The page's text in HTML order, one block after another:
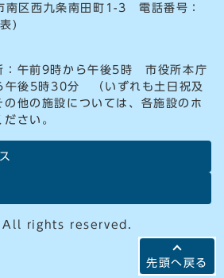
先頭へ戻る
区西九条南田町1-3 電話番号：
)
：午前9時から午後5時 市役所本庁
午後5時30分 （いずれも土日祝及
他の施設については、各施設のホ
さい。
rights reserved.